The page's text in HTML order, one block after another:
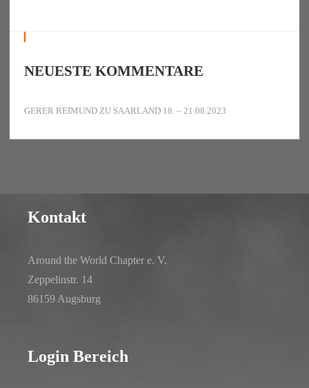
NEUESTE KOMMENTARE
GERER REIMUND ZU SAARLAND 18. – 21.08.2023
Kontakt
Around the World Chapter e. V.
Zeppelinstr. 14
86159 Augsburg
Login Bereich